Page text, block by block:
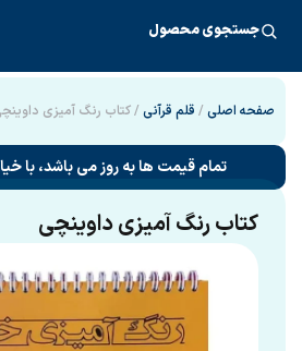
جستجوی محصول
صفحه اصلی / قلم قرآنی / کتاب رنگ آمیزی
تمام قیمت ها به روز می باشد، با
کتاب رنگ آمیزی داوینچی